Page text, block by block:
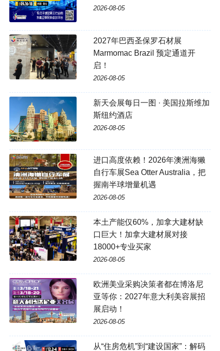
2026-08-05
2027年巴西圣保罗石材展
Marmomac Brazil 预定通道开
启！
2026-08-05
新天会展每日一图 · 美国拉斯维加
斯纽约酒店
2026-08-05
进口高度依赖！2026年澳洲海獭
自行车展Sea Otter Australia，把
握南半球增量机遇
2026-08-05
本土产能仅60%，加拿大建材缺
口巨大！加拿大建材展对接
18000+专业买家
2026-08-05
欧洲美业采购决策者都在博洛尼
亚等你：2027年意大利美容展招
展启动！
2026-08-05
从“住房危机”到“建设国家”：解码